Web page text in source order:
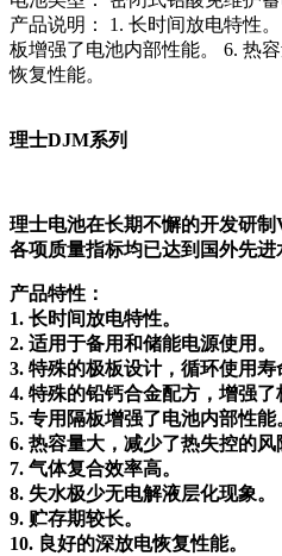
产品说明： 1. 长时间放电特性
板增强了电池内部性能。 6. 热
恢复性能。
理士DJM系列
理士电池在长期不懈的开发研
各项质量指标均已达到国外先
产品特性：
1. 长时间放电特性。
2. 适用于备用和储能电源使用。
3. 特殊的极板设计，循环使用寿
4. 特殊的铅钙合金配方，增强
5. 专用隔板增强了电池内部性能
6. 热容量大，减少了热失控的
7. 气体复合效率高。
8. 失水极少无电解液层化现象。
9. 贮存期较长。
10. 良好的深放电恢复性能。